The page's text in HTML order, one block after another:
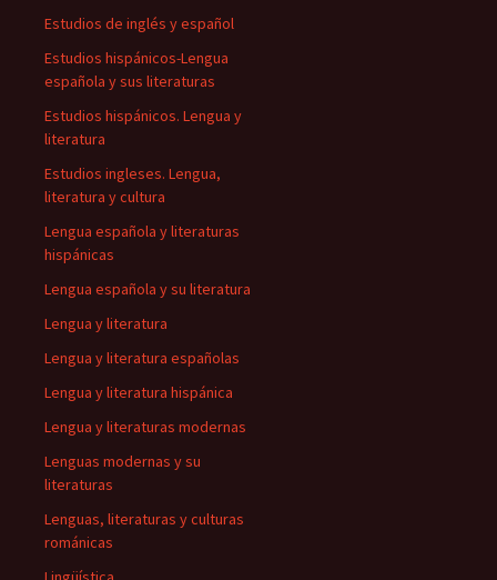
Estudios de inglés y español
Estudios hispánicos-Lengua
española y sus literaturas
Estudios hispánicos. Lengua y
literatura
Estudios ingleses. Lengua,
literatura y cultura
Lengua española y literaturas
hispánicas
Lengua española y su literatura
Lengua y literatura
Lengua y literatura españolas
Lengua y literatura hispánica
Lengua y literaturas modernas
Lenguas modernas y su
literaturas
Lenguas, literaturas y culturas
románicas